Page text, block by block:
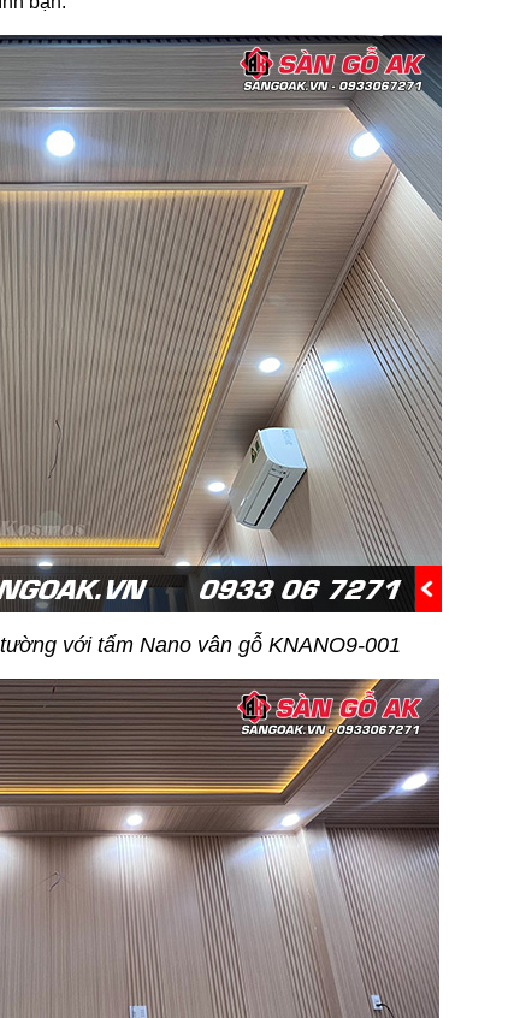
với tấm Nano vân gỗ KNANO9-001